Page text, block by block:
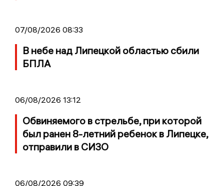
07/08/2026 08:33
В небе над Липецкой областью сбили
БПЛА
06/08/2026 13:12
Обвиняемого в стрельбе, при которой
был ранен 8-летний ребенок в Липецке,
отправили в СИЗО
06/08/2026 09:39